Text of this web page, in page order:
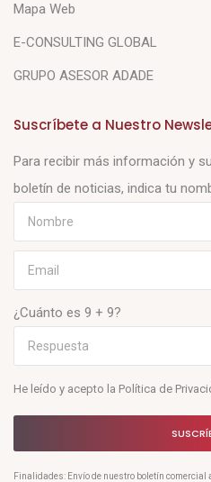
Mapa Web
E-CONSULTING GLOBAL
GRUPO ASESOR ADADE
Suscríbete a Nuestro
Para recibir más información y
boletín de noticias, indica tu
¿Cuánto es 9 + 9?
He leído y acepto la Política de
Finalidades: Envío de nuestro boletín